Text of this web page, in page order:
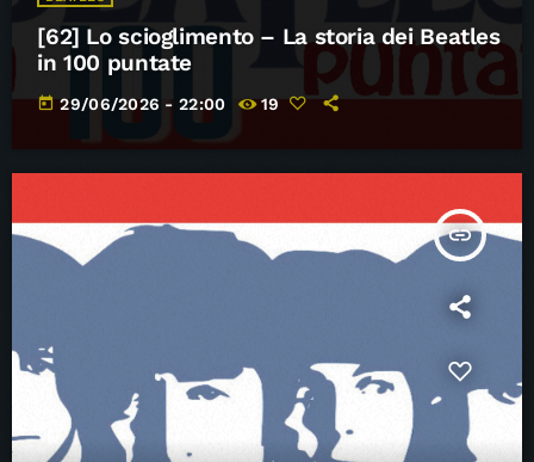
[62] Lo scioglimento – La storia dei Beatles
in 100 puntate
today 29/06/2026 - 22:00 19
insert_link